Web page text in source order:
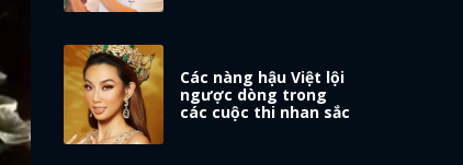
Các nàng hậu Việt lội
ngược dòng trong
các cuộc thi nhan sắc